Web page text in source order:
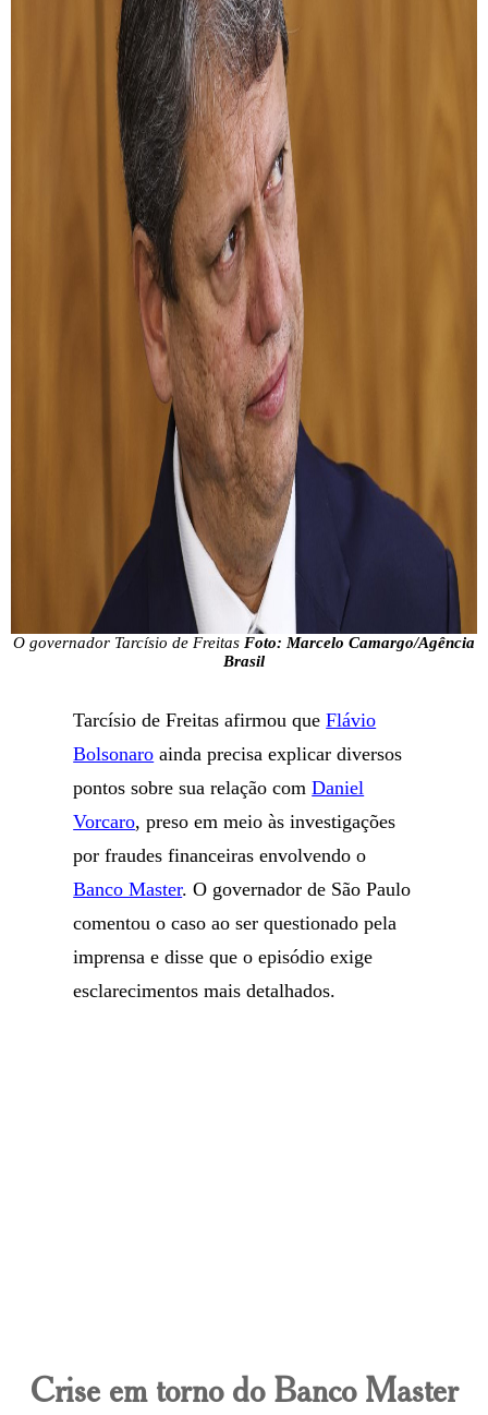
O governador Tarcísio de Freitas Foto: Marcelo Camargo/Agência
Brasil
Tarcísio de Freitas afirmou queFlávio
Bolsonaro ainda precisa explicar diversos
pontos sobre sua relação comDaniel
Vorcaro, preso em meio às investigações
por fraudes financeiras envolvendo o
Banco Master. O governador de São Paulo
comentou o caso ao ser questionado pela
imprensa e disse que o episódio exige
esclarecimentos mais detalhados.
Crise em torno do Banco Master